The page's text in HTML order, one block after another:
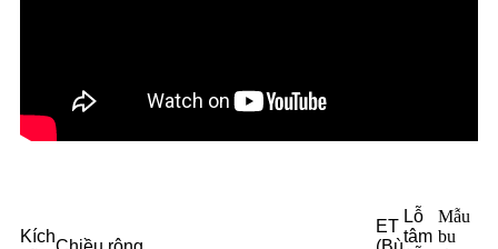
Kích
ET
Lỗ
tâm
Mẫu
bu